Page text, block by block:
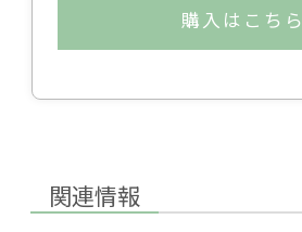
購入はこちら
関連情報